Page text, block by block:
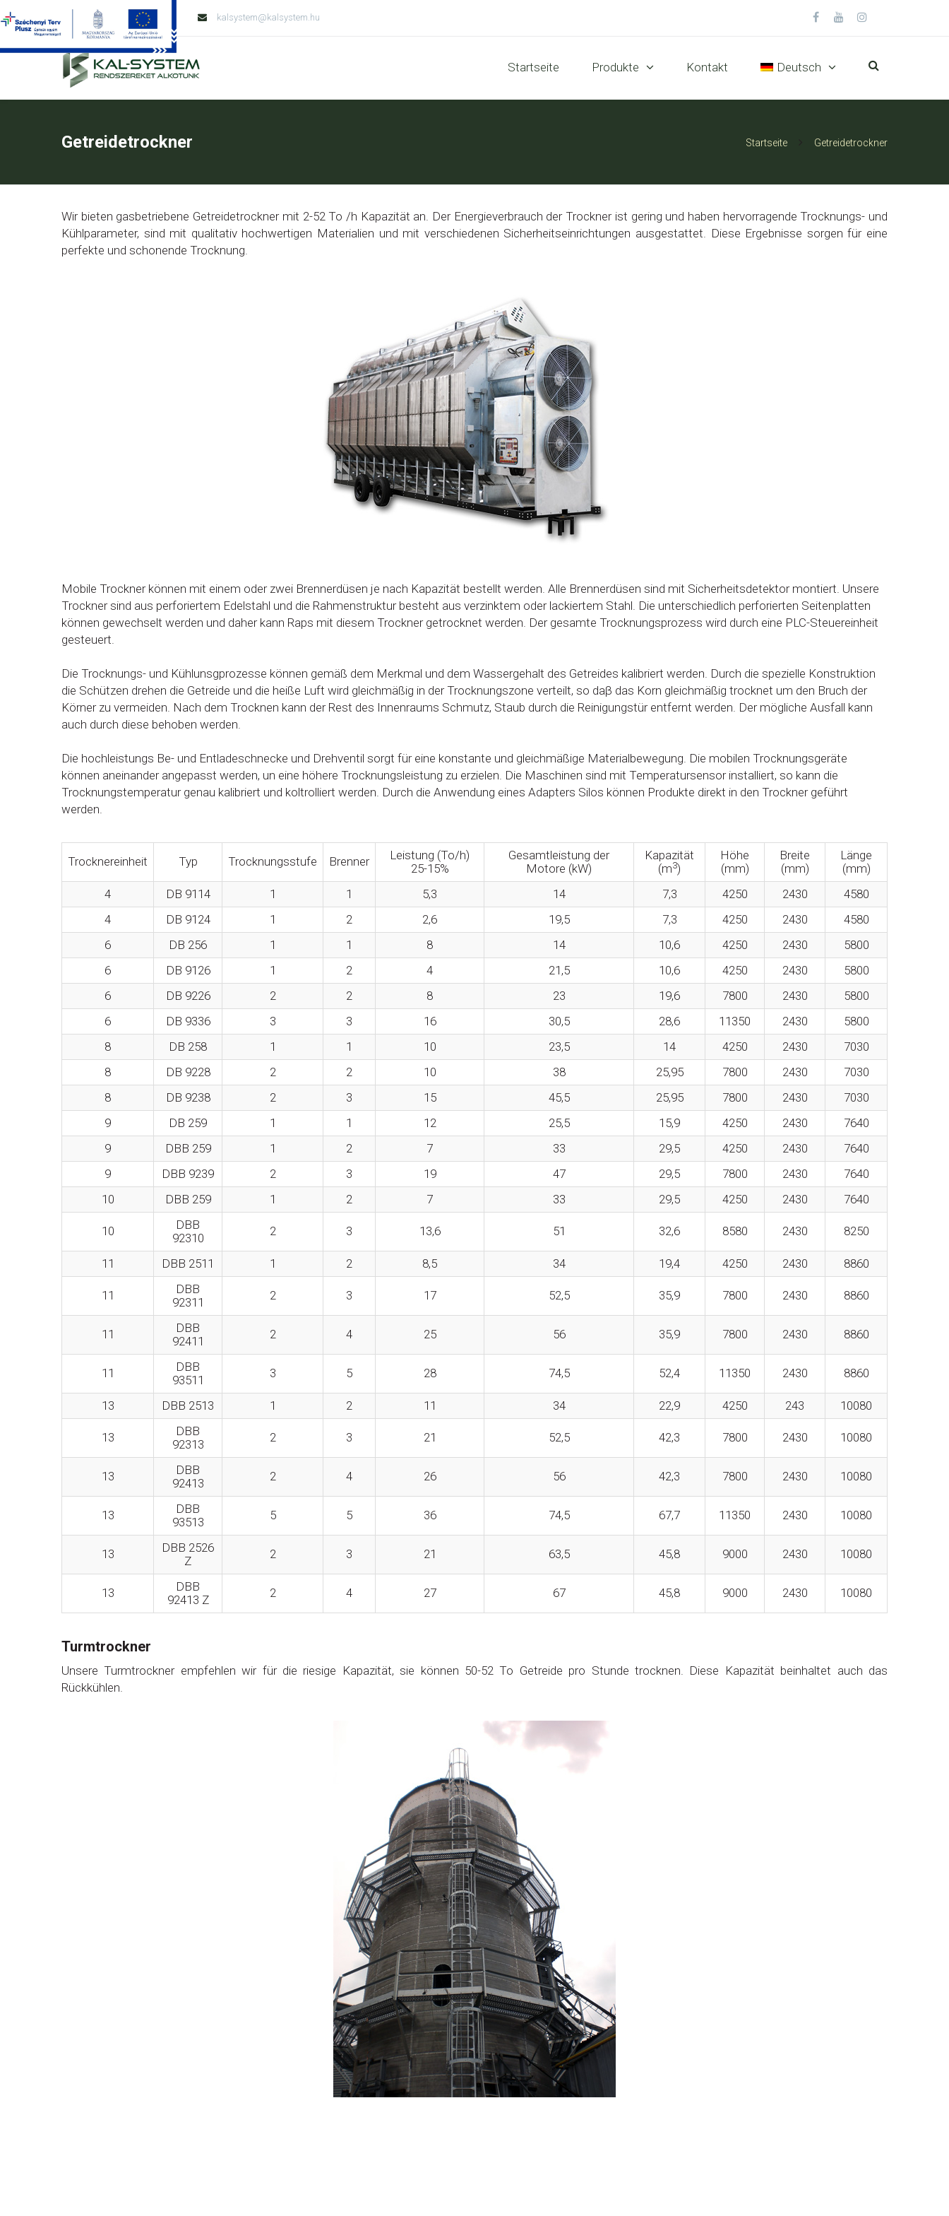
Tel: +36 79 428 138 kalsystem@kalsystem.hu
Startseite Produkte Kontakt Deutsch
Getreidetrockner Startseite Getreidetrockner
Wir bieten gasbetriebene Getreidetrockner mit 2-52 To /h Kapazität an. Der Energieverbrauch der Trockner ist gering und haben hervorragende Trocknungs- und
Kühlparameter, sind mit qualitativ hochwertigen Materialien und mit verschiedenen Sicherheitseinrichtungen ausgestattet. Diese Ergebnisse sorgen für eine
perfekte und schonende Trocknung.
Mobile Trockner können mit einem oder zwei Brennerdüsen je nach Kapazität bestellt werden. Alle Brennerdüsen sind mit Sicherheitsdetektor montiert. Unsere
Trockner sind aus perforiertem Edelstahl und die Rahmenstruktur besteht aus verzinktem oder lackiertem Stahl. Die unterschiedlich perforierten Seitenplatten
können gewechselt werden und daher kann Raps mit diesem Trockner getrocknet werden. Der gesamte Trocknungsprozess wird durch eine PLC-Steuereinheit
gesteuert.
Die Trocknungs- und Kühlunsgprozesse können gemäß dem Merkmal und dem Wassergehalt des Getreides kalibriert werden. Durch die spezielle Konstruktion
die Schützen drehen die Getreide und die heiße Luft wird gleichmäßig in der Trocknungszone verteilt, so daβ das Korn gleichmäßig trocknet um den Bruch der
Körner zu vermeiden. Nach dem Trocknen kann der Rest des Innenraums Schmutz, Staub durch die Reinigungstür entfernt werden. Der mögliche Ausfall kann
auch durch diese behoben werden.
Die hochleistungs Be- und Entladeschnecke und Drehventil sorgt für eine konstante und gleichmäßige Materialbewegung. Die mobilen Trocknungsgeräte
können aneinander angepasst werden, un eine höhere Trocknungsleistung zu erzielen. Die Maschinen sind mit Temperatursensor installiert, so kann die
Trocknungstemperatur genau kalibriert und koltrolliert werden. Durch die Anwendung eines Adapters Silos können Produkte direkt in den Trockner geführt
werden.
Trocknereinheit Typ Trocknungsstufe Brenner
Leistung (To/h)
25-15%
Gesamtleistung der
Motore (kW)
Kapazität
(m3)
Höhe
(mm)
Breite
(mm)
Länge
(mm)
4
DB 9114 1 1 5,3 14 7,3 4250 2430
4580
4
DB 9124 1 2 2,6 19,5 7,3 4250 2430
4580
6
DB 256 1 1 8 14 10,6 4250 2430
5800
6
DB 9126 1 2 4 21,5 10,6 4250 2430
5800
6
DB 9226 2 2 8 23 19,6 7800 2430
5800
6
DB 9336 3 3 16 30,5 28,6 11350 2430
5800
8
DB 258 1 1 10 23,5 14 4250 2430
7030
8
DB 9228 2 2 10 38 25,95 7800 2430
7030
8
DB 9238 2 3 15 45,5 25,95 7800 2430
7030
9
DB 259 1 1 12 25,5 15,9 4250 2430
7640
9
DBB 259 1 2 7 33 29,5 4250 2430
7640
9
DBB 9239 2 3 19 47 29,5 7800 2430
7640
10
DBB 259 1 2 7 33 29,5 4250 2430 7640
10
DBB
92310
2 3 13,6 51 32,6 8580 2430 8250
11 DBB 2511 1 2 8,5 34 19,4 4250 2430 8860
11
DBB
92311
2 3 17 52,5 35,9 7800 2430 8860
11
DBB
92411
2 4 25 56 35,9 7800 2430 8860
11
DBB
93511
3 5 28 74,5 52,4 11350 2430 8860
13 DBB 2513 1 2 11 34 22,9 4250 243 10080
13
DBB
92313
2 3 21 52,5 42,3 7800 2430 10080
13
DBB
92413
2 4 26 56 42,3 7800 2430 10080
13
DBB
93513
5 5 36 74,5 67,7 11350 2430 10080
13
DBB 2526
Z
2 3 21 63,5 45,8 9000 2430 10080
13
DBB
92413 Z
2 4 27 67 45,8 9000 2430 10080
Turmtrockner
Unsere Turmtrockner empfehlen wir für die riesige Kapazität, sie können 50-52 To Getreide pro Stunde trocknen. Diese Kapazität beinhaltet auch das
Rückkühlen.